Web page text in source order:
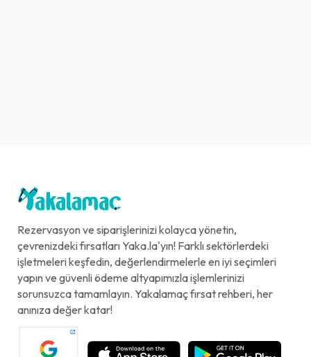
Rezervasyon ve siparişlerinizi kolayca yönetin,
çevrenizdeki fırsatları Yaka.la'yın! Farklı sektörlerdeki
işletmeleri keşfedin, değerlendirmelerle en iyi seçimleri
yapın ve güvenli ödeme altyapımızla işlemlerinizi
sorunsuzca tamamlayın. Yakalamaç fırsat rehberi, her
anınıza değer katar!